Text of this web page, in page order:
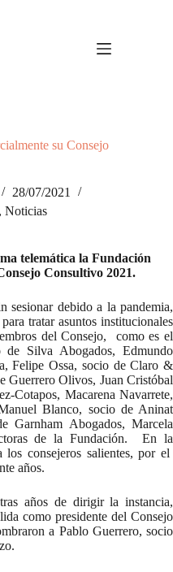
su Consejo
28/07/2021
, Noticias
telemática la Fundación
Consultivo 2021.
sesionar debido a la pandemia,
tratar asuntos institucionales
del Consejo, como es el
Silva Abogados, Edmundo
Felipe Ossa, socio de Claro &
Guerrero Olivos, Juan Cristóbal
Cotapos, Macarena Navarrete,
Blanco, socio de Aninat
Garnham Abogados, Marcela
de la Fundación. En la
consejeros salientes, por el
años.
años de dirigir la instancia,
como presidente del Consejo
a Pablo Guerrero, socio